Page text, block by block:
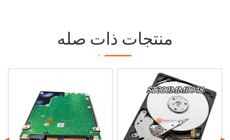
منتجات ذات صله